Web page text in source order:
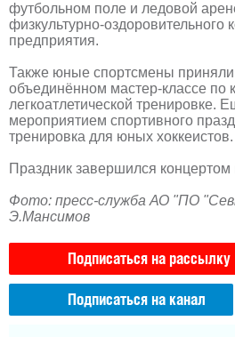
футбольном поле и ледовой
физкультурно-оздоровительного
предприятия.
Также юные спортсмены приняли
объединённом мастер-классе по
легкоатлетической тренировке.
мероприятием спортивного
тренировка для юных хоккеистов.
Праздник завершился
Фото: пресс-служба АО "ПО
Э.Мансимов
Подписаться на рассылку
Подписаться на канал